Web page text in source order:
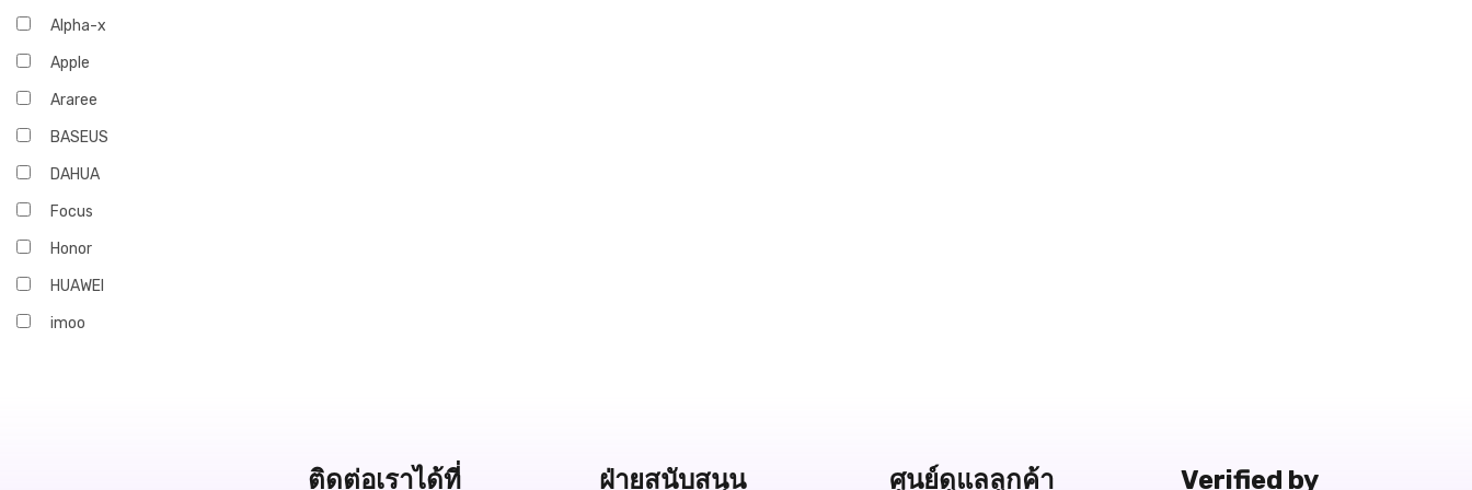
Alpha-x
Apple
Araree
BASEUS
DAHUA
Focus
Honor
HUAWEI
imoo
ติดต่อเราได้ที่ ฝ่ายสนับสนุน ศูนย์ดูแลลูกค้า Verified by